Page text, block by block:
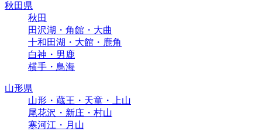
秋田県
秋田
田沢湖・角館・大曲
十和田湖・大館・鹿角
白神・男鹿
横手・鳥海
山形県
山形・蔵王・天童・上山
尾花沢・新庄・村山
寒河江・月山